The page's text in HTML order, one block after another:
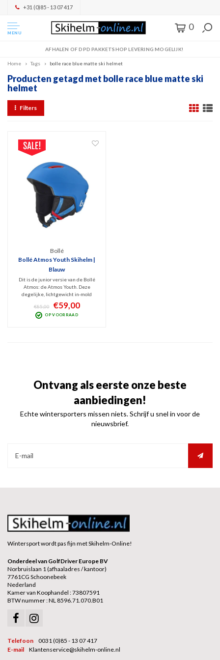
+31 (0)85 - 13 07 417
MENU
0
AFHALEN OF DPD PAKKETSHOP LEVERING MOGELIJK!
Home Tags bolle race blue matte ski helmet
Producten getagd met bolle race blue matte ski
helmet
Filters
Bollé
Bollé Atmos Youth Skihelm |
Blauw
Dit is de junior versie van de Bollé
Atmos: de Atmos Youth. Deze
degelijke, lichtgewicht in-mold
skihelm is v.v.
verschillende technologieën en
biedt prima allround bescherming
€85,00 €59,00
OP VOORRAAD
Ontvang als eerste onze beste
aanbiedingen!
Echte wintersporters missen niets. Schrijf u snel in voor de
nieuwsbrief.
Wintersport wordt pas fijn met Skihelm-Online!
Onderdeel van GolfDriver Europe BV
Norbruislaan 1 (afhaaladres / kantoor)
7761CG Schoonebeek
Nederland
Kamer van Koophandel : 73807591
BTW nummer : NL 8596.71.070.B01
Telefoon
0031 (0)85 - 13 07 417
E-mail
Klantenservice@skihelm-online.nl